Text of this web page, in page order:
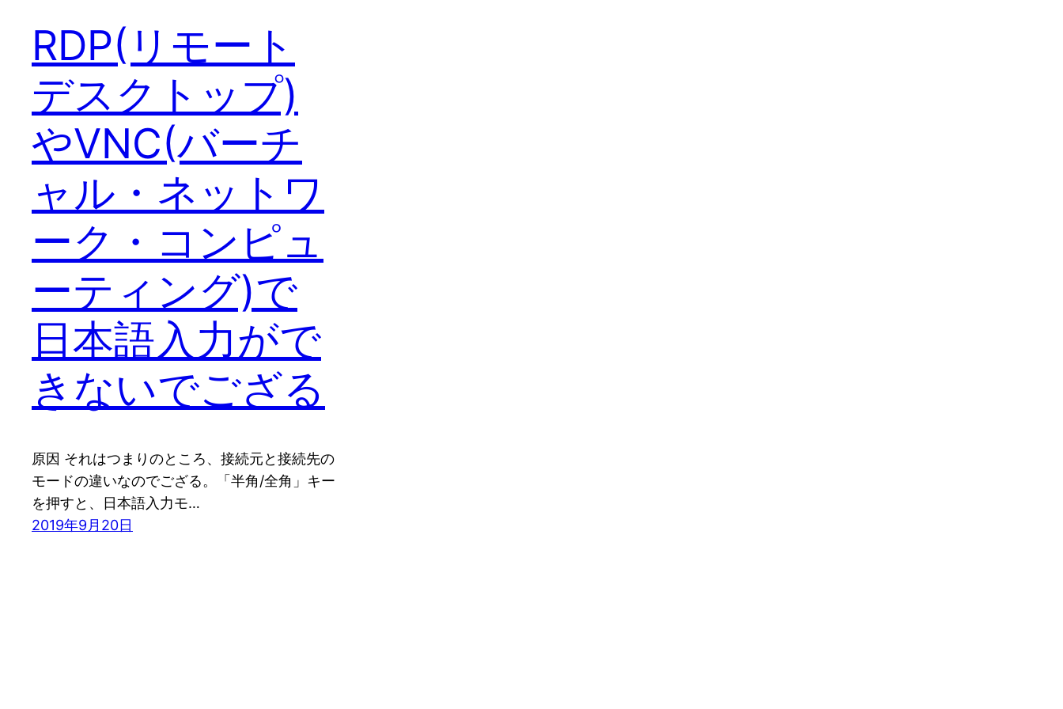
RDP(リモート
デスクトップ)
やVNC(バーチ
ャル・ネットワ
ーク・コンピュ
ーティング)で
日本語入力がで
きないでござる
原因 それはつまりのところ、接続元と接続先の
モードの違いなのでござる。「半角/全角」キー
を押すと、日本語入力モ…
2019年9月20日